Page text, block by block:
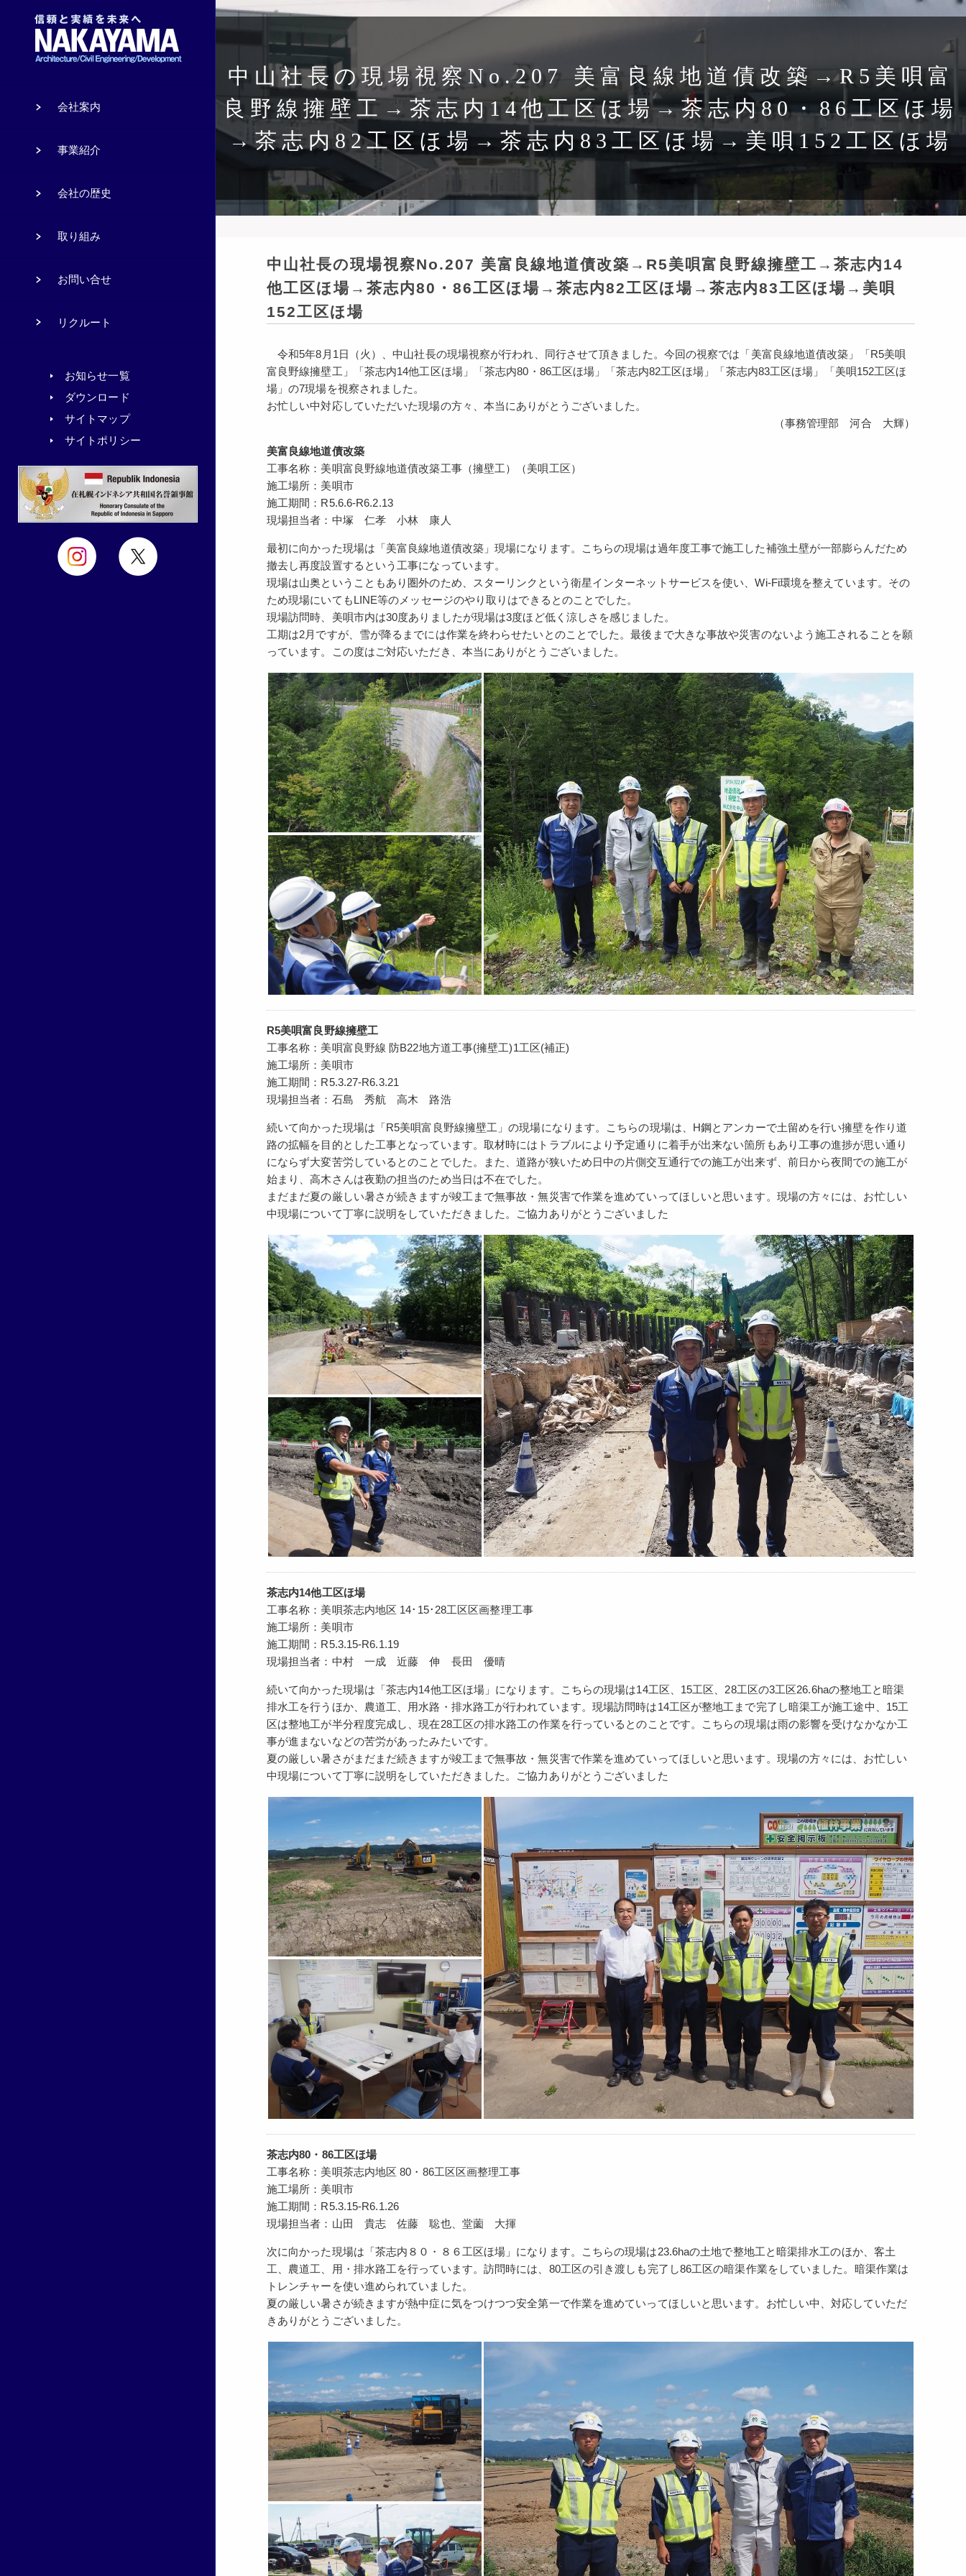
中山社長の現場視察No.207 美富良線地道債改築→R5美唄富
良野線擁壁工→茶志内14他工区ほ場→茶志内80・86工区ほ場
→茶志内82工区ほ場→茶志内83工区ほ場→美唄152工区ほ場
中山社長の現場視察No.207 美富良線地道債改築→R5美唄富良野線擁壁工→茶志内14
他工区ほ場→茶志内80・86工区ほ場→茶志内82工区ほ場→茶志内83工区ほ場→美唄
152工区ほ場
令和5年8月1日（火）、中山社長の現場視察が行われ、同行させて頂きました。今回の視察では「美富良線地道債改築」「R5美唄
富良野線擁壁工」「茶志内14他工区ほ場」「茶志内80・86工区ほ場」「茶志内82工区ほ場」「茶志内83工区ほ場」「美唄152工区ほ
場」の7現場を視察されました。
お忙しい中対応していただいた現場の方々、本当にありがとうございました。
（事務管理部 河合 大輝）
美富良線地道債改築
工事名称：美唄富良野線地道債改築工事（擁壁工）（美唄工区）
施工場所：美唄市
施工期間：R5.6.6-R6.2.13
現場担当者：中塚 仁孝 小林 康人
最初に向かった現場は「美富良線地道債改築」現場になります。こちらの現場は過年度工事で施工した補強土壁が一部膨らんだため
撤去し再度設置するという工事になっています。
現場は山奥ということもあり圏外のため、スターリンクという衛星インターネットサービスを使い、Wi-Fi環境を整えています。その
ため現場にいてもLINE等のメッセージのやり取りはできるとのことでした。
現場訪問時、美唄市内は30度ありましたが現場は3度ほど低く涼しさを感じました。
工期は2月ですが、雪が降るまでには作業を終わらせたいとのことでした。最後まで大きな事故や災害のないよう施工されることを願
っています。この度はご対応いただき、本当にありがとうございました。
R5美唄富良野線擁壁工
工事名称：美唄富良野線 防B22地方道工事(擁壁工)1工区(補正)
施工場所：美唄市
施工期間：R5.3.27-R6.3.21
現場担当者：石島 秀航 高木 路浩
続いて向かった現場は「R5美唄富良野線擁壁工」の現場になります。こちらの現場は、H鋼とアンカーで土留めを行い擁壁を作り道
路の拡幅を目的とした工事となっています。取材時にはトラブルにより予定通りに着手が出来ない箇所もあり工事の進捗が思い通り
にならず大変苦労しているとのことでした。また、道路が狭いため日中の片側交互通行での施工が出来ず、前日から夜間での施工が
始まり、高木さんは夜勤の担当のため当日は不在でした。
まだまだ夏の厳しい暑さが続きますが竣工まで無事故・無災害で作業を進めていってほしいと思います。現場の方々には、お忙しい
中現場について丁寧に説明をしていただきました。ご協力ありがとうございました
茶志内14他工区ほ場
工事名称：美唄茶志内地区 14･15･28工区区画整理工事
施工場所：美唄市
施工期間：R5.3.15-R6.1.19
現場担当者：中村 一成 近藤 伸 長田 優晴
続いて向かった現場は「茶志内14他工区ほ場」になります。こちらの現場は14工区、15工区、28工区の3工区26.6haの整地工と暗渠
排水工を行うほか、農道工、用水路・排水路工が行われています。現場訪問時は14工区が整地工まで完了し暗渠工が施工途中、15工
区は整地工が半分程度完成し、現在28工区の排水路工の作業を行っているとのことです。こちらの現場は雨の影響を受けなかなか工
事が進まないなどの苦労があったみたいです。
夏の厳しい暑さがまだまだ続きますが竣工まで無事故・無災害で作業を進めていってほしいと思います。現場の方々には、お忙しい
中現場について丁寧に説明をしていただきました。ご協力ありがとうございました
茶志内80・86工区ほ場
工事名称：美唄茶志内地区 80・86工区区画整理工事
施工場所：美唄市
施工期間：R5.3.15-R6.1.26
現場担当者：山田 貴志 佐藤 聡也、堂薗 大揮
次に向かった現場は「茶志内８０・８６工区ほ場」になります。こちらの現場は23.6haの土地で整地工と暗渠排水工のほか、客土
工、農道工、用・排水路工を行っています。訪問時には、80工区の引き渡しも完了し86工区の暗渠作業をしていました。暗渠作業は
トレンチャーを使い進められていました。
夏の厳しい暑さが続きますが熱中症に気をつけつつ安全第一で作業を進めていってほしいと思います。お忙しい中、対応していただ
きありがとうございました。
会社案内
事業紹介
会社の歴史
取り組み
お問い合せ
リクルート
お知らせ一覧
ダウンロード
サイトマップ
サイトポリシー